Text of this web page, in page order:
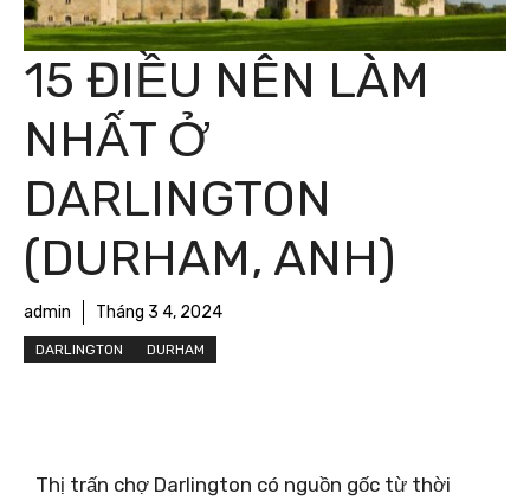
15 ĐIỀU NÊN LÀM
NHẤT Ở
DARLINGTON
(DURHAM, ANH)
admin Tháng 3 4, 2024
DARLINGTON DURHAM
Thị trấn chợ Darlington có nguồn gốc từ thời